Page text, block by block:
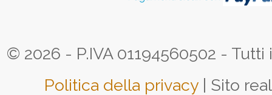
© 2026 - P.IVA 01194560502 -
Politica della privacy | Sito